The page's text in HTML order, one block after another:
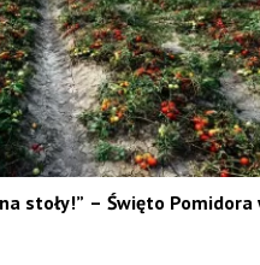
stoły!” – Święto Pomidora